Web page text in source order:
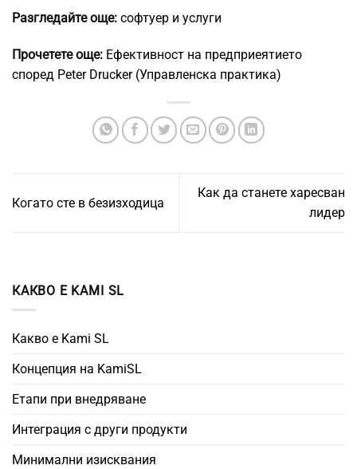
Разгледайте още: софтуер и услуги
Прочетете още: Ефективност на предприеятието
според Peter Drucker (Управленска практика)
Когато сте в безизходица
Как да станете харесван
лидер
КАКВО Е KAMI SL
Какво е Kami SL
Концепция на KamiSL
Етапи при внедряване
Интеграция с други продукти
Минимални изисквания